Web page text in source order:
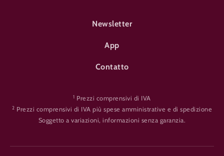
FOOTER-ÜBERNACHTEN
Newsletter
App
Contatto
1 Prezzi comprensivi di IVA
2 Prezzi comprensivi di IVA più spese amministrative e di spedizione
Soggetto a variazioni, informazioni senza garanzia.